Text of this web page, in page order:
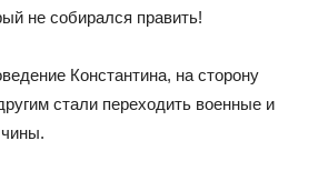
не собирался править!
Константина, на сторону
стали переходить военные и